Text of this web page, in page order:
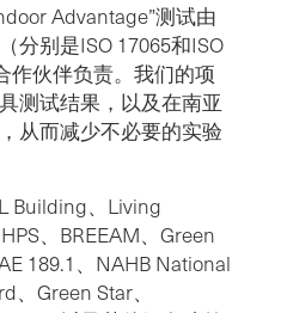
Advantage”测试由
分别是ISO 17065和ISO
作伙伴负责。我们的项
测试结果，以及在南亚
从而减少不必要的实验
Building、Living
、BREEAM、Green
189.1、NAHB National
Green Star、